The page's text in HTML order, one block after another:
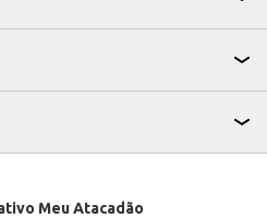
Meu Atacadão